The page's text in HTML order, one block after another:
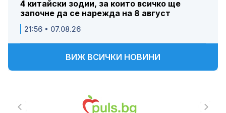
4 китайски зодии, за които всичко ще
започне да се нарежда на 8 август
21:56 • 07.08.26
ВИЖ ВСИЧКИ НОВИНИ